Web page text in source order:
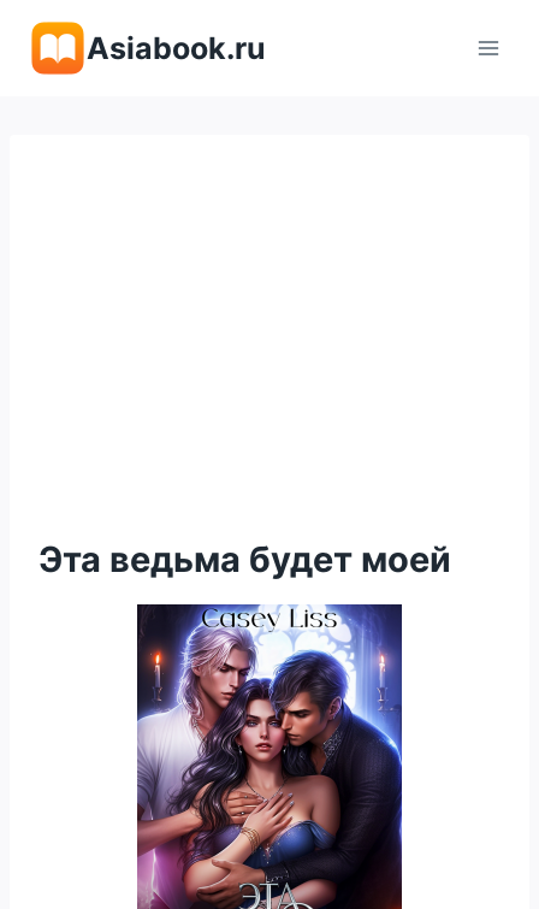
содержимому
Asiabook.ru
Эта ведьма будет моей